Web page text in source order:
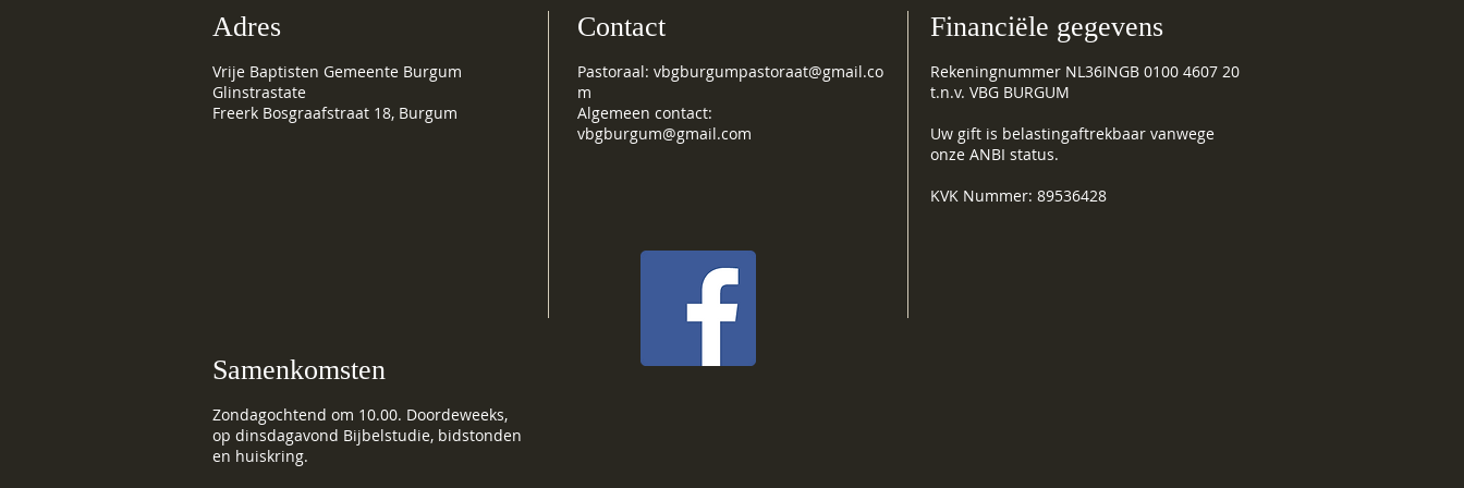
Adres
Vrije Baptisten Gemeente Burgum
Glinstrastate
Freerk Bosgraafstraat 18, Burgum
Samenkomsten
Zondagochtend om 10.00. Doordeweeks,
op dinsdagavond Bijbelstudie, bidstonden
en huiskring.
Contact
Pastoraal: vbgburgumpastoraat@gmail.co
m
Algemeen contact:
vbgburgum@gmail.com
Financiële gegevens
Rekeningnummer NL36INGB 0100 4607 20
t.n.v. VBG BURGUM
Uw gift is belastingaftrekbaar vanwege
onze ANBI status.
KVK Nummer: 89536428